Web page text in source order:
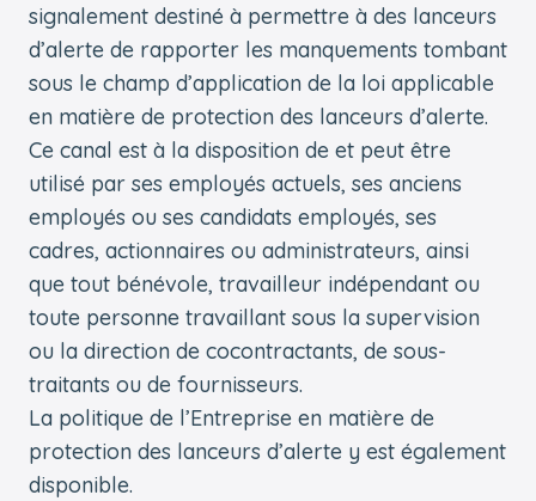
signalement destiné à permettre à des lanceurs
d’alerte de rapporter les manquements tombant
sous le champ d’application de la loi applicable
en matière de protection des lanceurs d’alerte.
Ce canal est à la disposition de et peut être
utilisé par ses employés actuels, ses anciens
employés ou ses candidats employés, ses
cadres, actionnaires ou administrateurs, ainsi
que tout bénévole, travailleur indépendant ou
toute personne travaillant sous la supervision
ou la direction de cocontractants, de sous-
traitants ou de fournisseurs.
La politique de l’Entreprise en matière de
protection des lanceurs d’alerte y est également
disponible.